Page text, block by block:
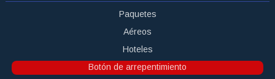
Paquetes
Aéreos
Hoteles
Botón de arrepentimiento